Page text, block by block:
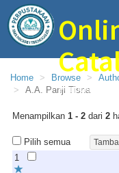
Home Browse
A.A. Panji Tisna
Menampilkan 1 - 2 dari 2
Pilih semua
1